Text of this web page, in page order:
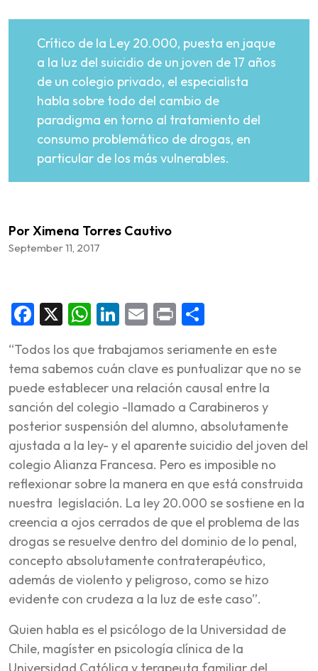
Crítico de la Ley 20.000, puesta en jaque
a la luz del suicidio de un joven de 17 años
de un colegio privado, el especialista
habla sobre todo del cambio de
paradigma en torno al tratamiento del
consumo problemático de drogas, en
particular de los más vulnerables.
Por Ximena Torres Cautivo
September 11, 2017
Facebook
X WhatsApp
LinkedIn
Email
Print
“Todos los que trabajamos seriamente en este
tema sabemos cuán clave es puntualizar que no se
puede establecer una relación causal entre la
sanción del colegio -llamado a Carabineros y
posterior suspensión del alumno, absolutamente
ajustada a la ley- y el aparente suicidio del joven del
colegio Alianza Francesa. Pero es imposible no
reflexionar sobre la manera en que está construida
nuestra legislación. La ley 20.000 se sostiene en la
creencia a ojos cerrados de que el problema de las
drogas se resuelve dentro del dominio de lo penal,
concepto absolutamente contraterapéutico,
además de violento y peligroso, como se hizo
evidente con crudeza a la luz de este caso”.
Quien habla es el psicólogo de la Universidad de
Chile, magíster en psicología clínica de la